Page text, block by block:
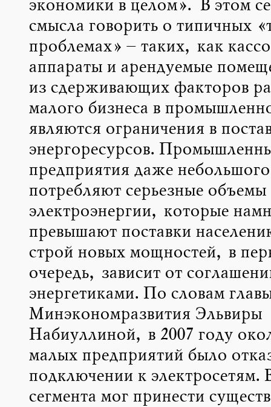
экономики в целом». В этом
смысла говорить о типичных
проблемах» – таких, как
аппараты и арендуемые
из сдерживающих факторов
малого бизнеса в
являются ограничения в
энергоресурсов.
предприятия даже
потребляют серьезные объемы
электроэнергии, которые
превышают поставки
строй новых мощностей, в
очередь, зависит от
энергетиками. По словам
Минэкономразвития Эльвиры
Набиуллиной, в 2007 году
малых предприятий было
подключении к электросетям.
сегмента мог принести